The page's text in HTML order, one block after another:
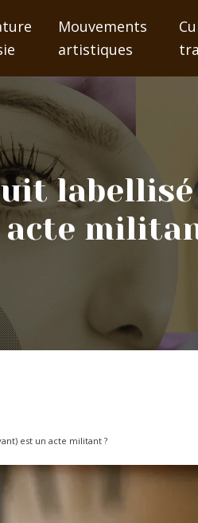
Mouvements
artistiques
labellisé
est un acte militant ?